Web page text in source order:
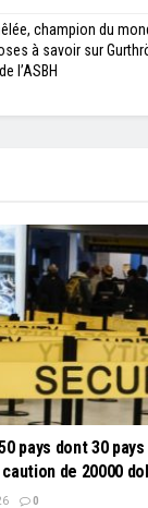
champion du
à savoir sur
l’ASBH
pays dont 30
de 20000
0